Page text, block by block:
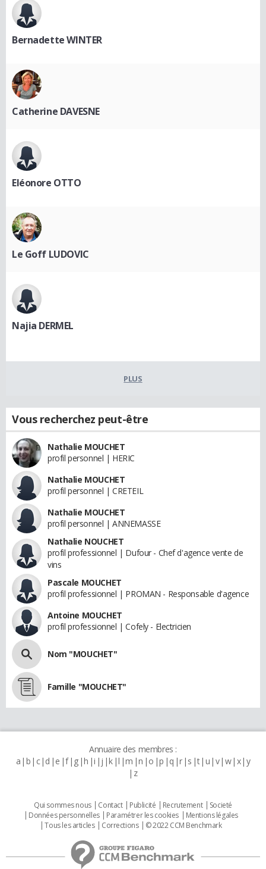
Bernadette WINTER
Catherine DAVESNE
Eléonore OTTO
Le Goff LUDOVIC
Najia DERMEL
PLUS
Vous recherchez peut-être
Nathalie MOUCHET
profil personnel | HERIC
Nathalie MOUCHET
profil personnel | CRETEIL
Nathalie MOUCHET
profil personnel | ANNEMASSE
Nathalie NOUCHET
profil professionnel | Dufour - Chef d'agence vente de
vins
Pascale MOUCHET
profil professionnel | PROMAN - Responsable d'agence
Antoine MOUCHET
profil professionnel | Cofely - Electricien
Nom "MOUCHET"
Famille "MOUCHET"
Annuaire des membres :
a b c d e f g h i j k l m n o p q r s t u v w x y
z
Qui sommes nous Contact Publicité Recrutement
Societé
Données personnelles
Paramétrer les cookies
Mentions légales
Tous les articles
Corrections © 2022 CCM Benchmark